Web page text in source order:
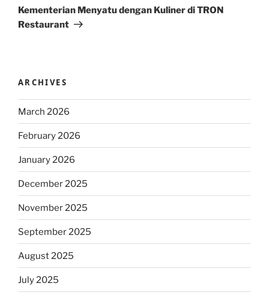
Post
Kementerian Menyatu dengan Kuliner di TRON
Restaurant
ARCHIVES
March 2026
February 2026
January 2026
December 2025
November 2025
September 2025
August 2025
July 2025